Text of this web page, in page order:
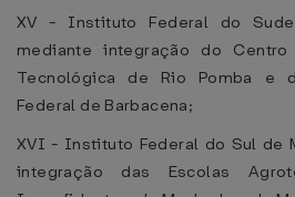
XV - Instituto Federal do
mediante integração do
Tecnológica de Rio Pomba e
Federal de Barbacena;
XVI - Instituto Federal do Sul de
integração das Escolas